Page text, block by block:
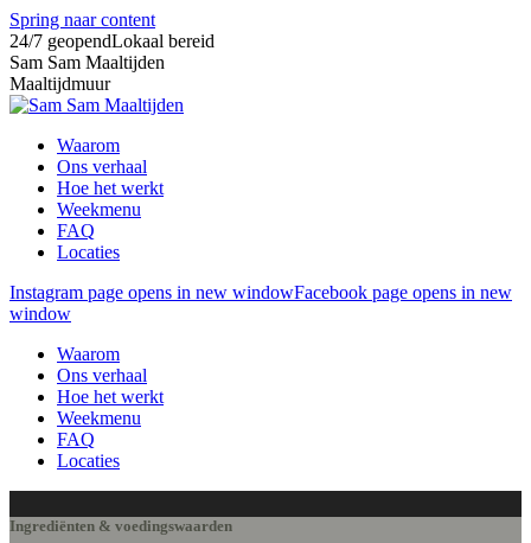
Spring naar content
24/7 geopendLokaal bereid
Sam Sam Maaltijden
Maaltijdmuur
Waarom
Ons verhaal
Hoe het werkt
Weekmenu
FAQ
Locaties
Instagram page opens in new windowFacebook page opens in new
window
Waarom
Ons verhaal
Hoe het werkt
Weekmenu
FAQ
Locaties
Ingrediënten & voedingswaarden